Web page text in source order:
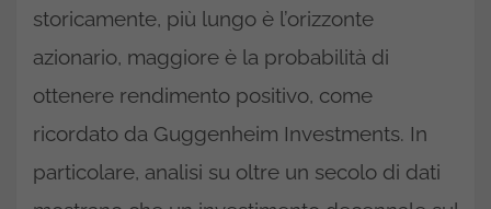
storicamente, più lungo è l’orizzonte
azionario, maggiore è la probabilità di
ottenere rendimento positivo, come
ricordato da Guggenheim Investments. In
particolare, analisi su oltre un secolo di dati